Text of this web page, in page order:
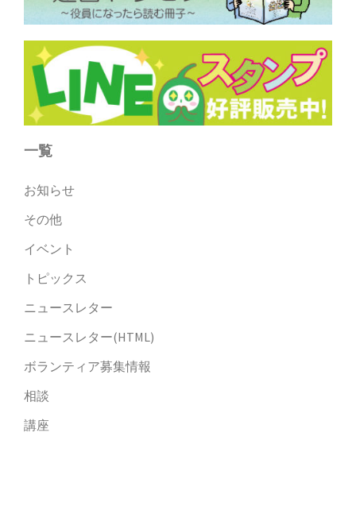
一覧
お知らせ
その他
イベント
トピックス
ニュースレター
ニュースレター(HTML)
ボランティア募集情報
相談
講座